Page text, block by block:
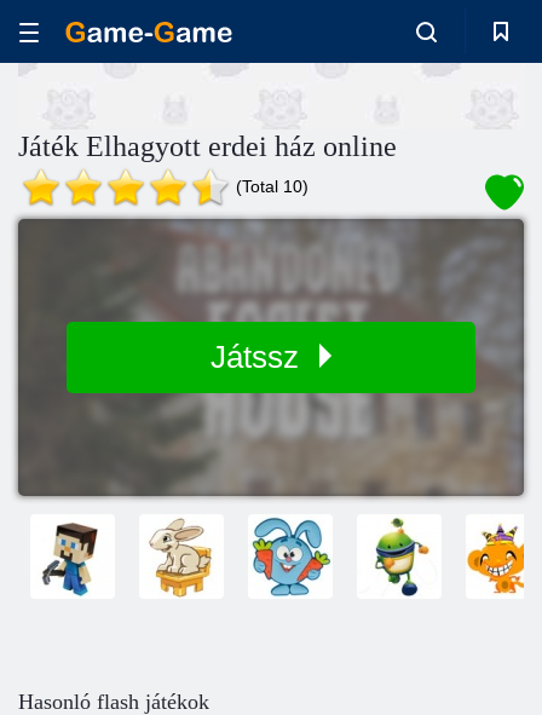
Játék Elhagyott erdei ház online
(Total 10)
Játssz
Hasonló flash játékok